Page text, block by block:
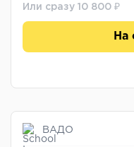
Или сразу 10 800 ₽
На
ВАДО